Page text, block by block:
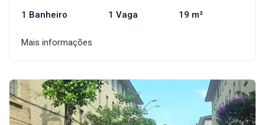
1 Banheiro 1 Vaga 19 m²
Mais informações